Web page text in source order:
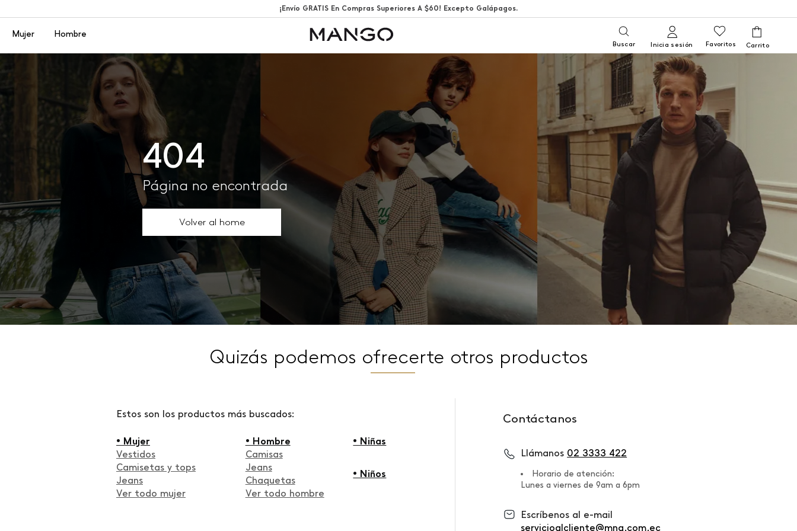
¡Envío GRATIS En Compras Superiores A $60! Excepto Galápagos.
Menú
Mujer Hombre
Buscar Inicia sesión Favoritos
404
Página no encontrada
Volver al home
Quizás podemos ofrecerte otros productos
Estos son los productos más buscados:
• Mujer
Vestidos
Camisetas y tops
Jeans
Ver todo mujer
• Hombre
Camisas
Jeans
Chaquetas
Ver todo hombre
• Niñas
• Niños
Contáctanos
Llámanos 02 3333 422
Horario de atención:
Lunes a viernes de 9am a 6pm
Escríbenos al e-mail
servicioalcliente@mng.com.ec